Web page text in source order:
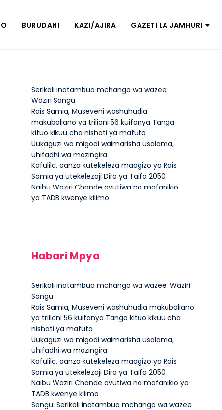
BURUDANI KAZI/AJIRA GAZETI LA JAMHURI
Serikali inatambua mchango wa wazee:
Waziri Sangu
Rais Samia, Museveni washuhudia
makubaliano ya trilioni 56 kuifanya Tanga
kituo kikuu cha nishati ya mafuta
Uukaguzi wa migodi waimarisha usalama,
uhifadhi wa mazingira
Kafulila, aanza kutekeleza maagizo ya Rais
Samia ya utekelezaji Dira ya Taifa 2050
Naibu Waziri Chande avutiwa na mafanikio
ya TADB kwenye kilimo
Habari Mpya
Serikali inatambua mchango wa wazee: Waziri
Sangu
Rais Samia, Museveni washuhudia makubaliano
ya trilioni 56 kuifanya Tanga kituo kikuu cha
nishati ya mafuta
Uukaguzi wa migodi waimarisha usalama,
uhifadhi wa mazingira
Kafulila, aanza kutekeleza maagizo ya Rais
Samia ya utekelezaji Dira ya Taifa 2050
Naibu Waziri Chande avutiwa na mafanikio ya
TADB kwenye kilimo
Sangu: Serikali inatambua mchango wa wazee